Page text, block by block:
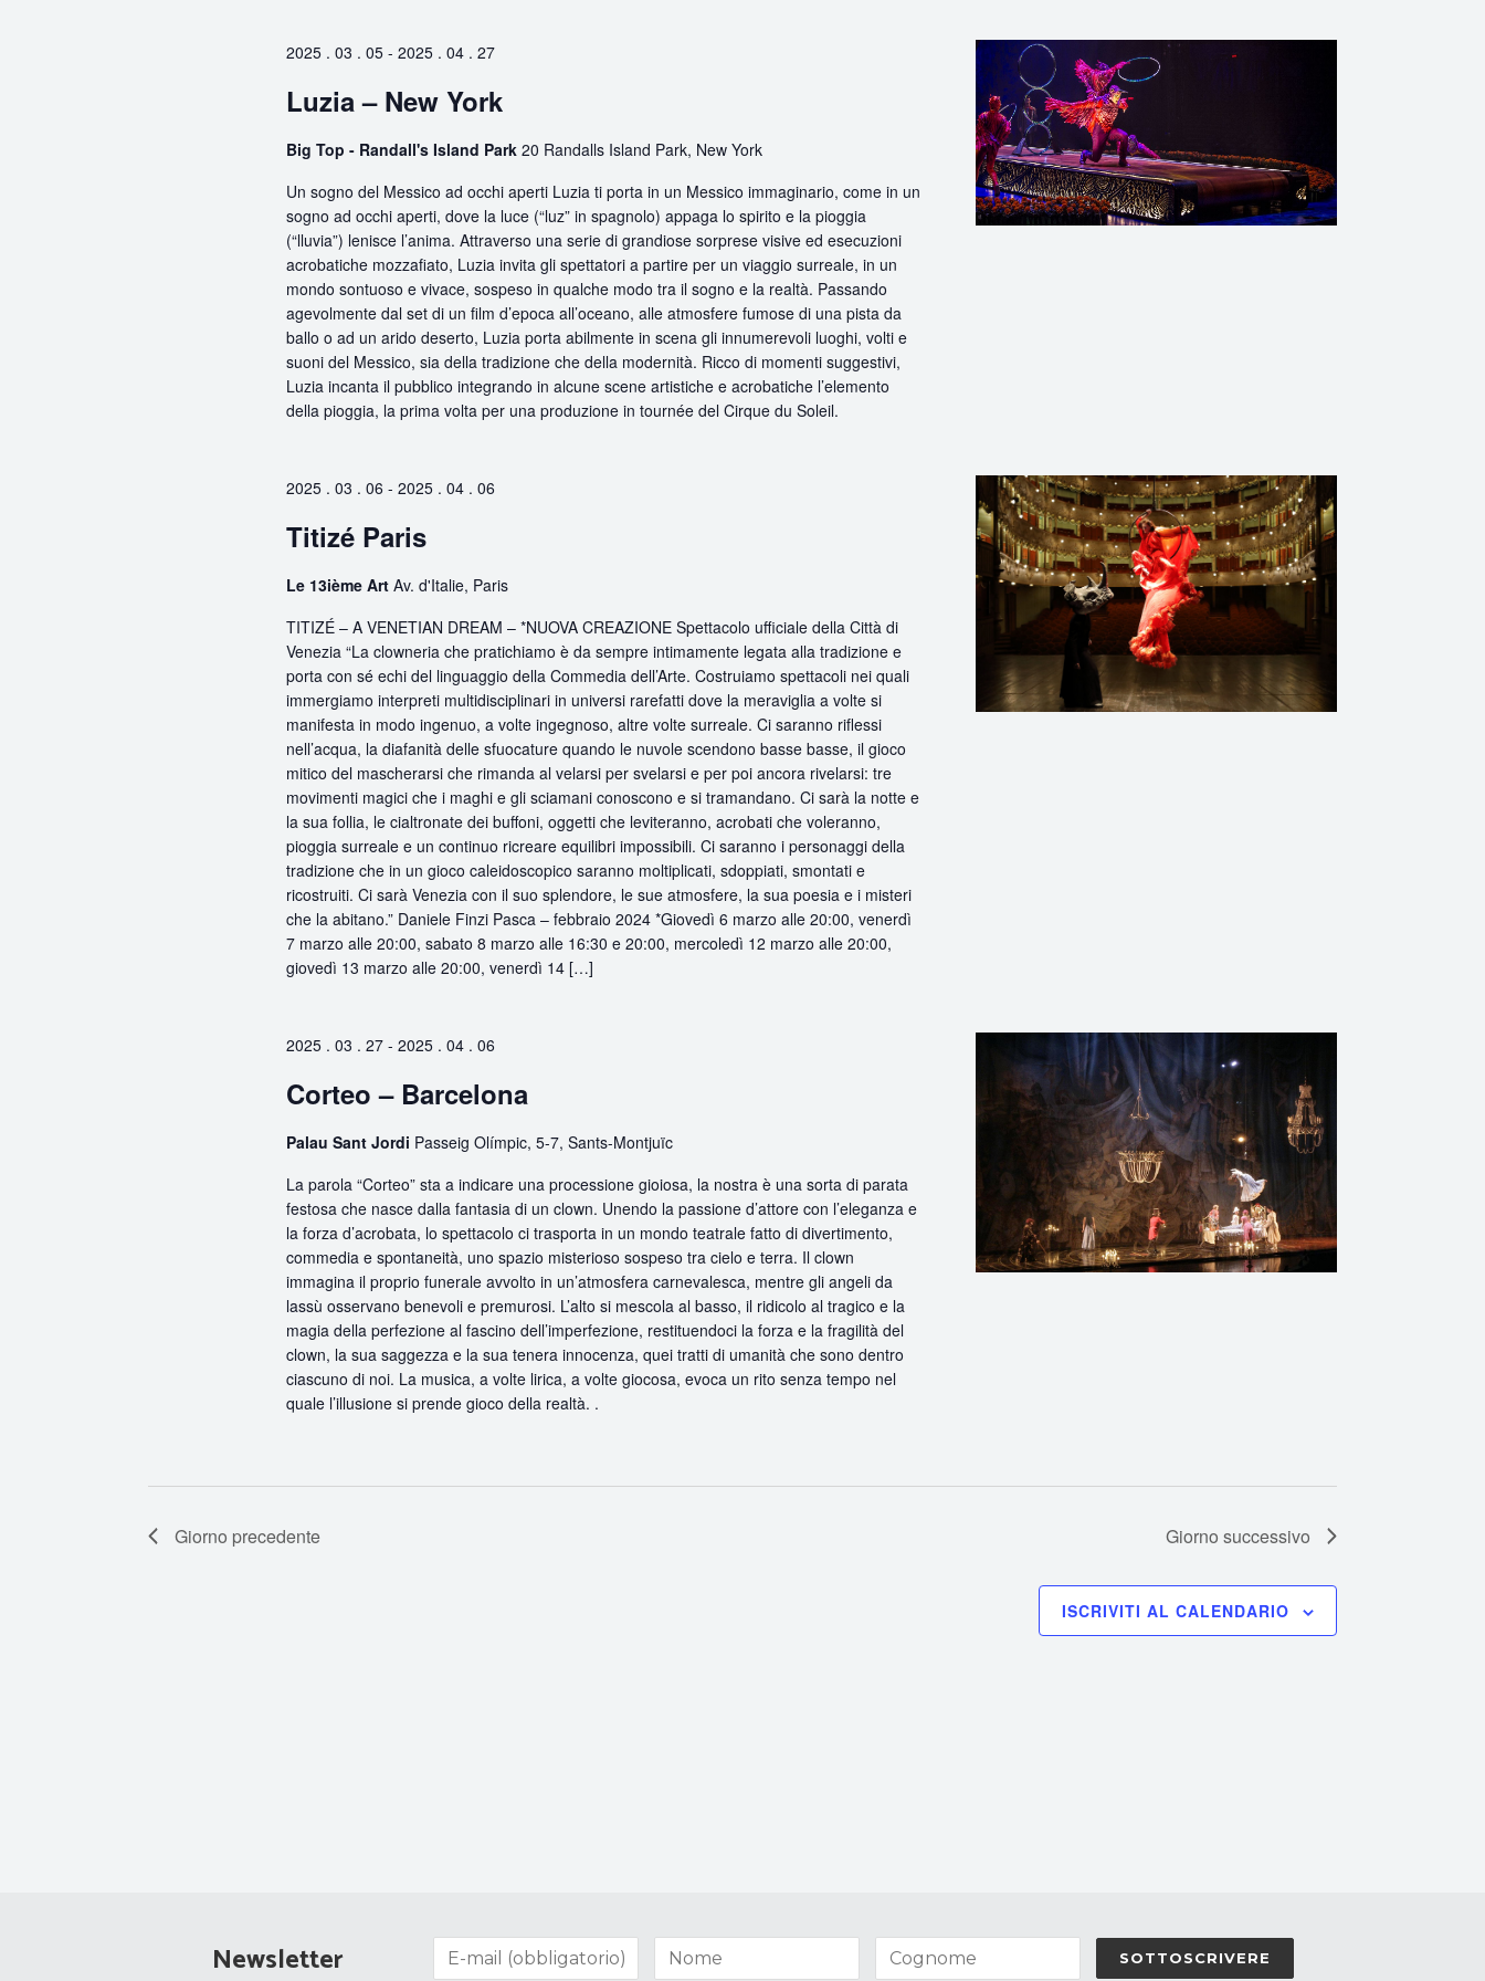
2025 . 03 . 05- 2025 . 04 . 27
Luzia – New York
Big Top - Randall's Island Park 20 Randalls Island Park, New York
Un sogno del Messico ad occhi aperti Luzia ti porta in un Messico immaginario, come in un
sogno ad occhi aperti, dove la luce (“luz” in spagnolo) appaga lo spirito e la pioggia
(“lluvia”) lenisce l’anima. Attraverso una serie di grandiose sorprese visive ed esecuzioni
acrobatiche mozzafiato, Luzia invita gli spettatori a partire per un viaggio surreale, in un
mondo sontuoso e vivace, sospeso in qualche modo tra il sogno e la realtà. Passando
agevolmente dal set di un film d’epoca all’oceano, alle atmosfere fumose di una pista da
ballo o ad un arido deserto, Luzia porta abilmente in scena gli innumerevoli luoghi, volti e
suoni del Messico, sia della tradizione che della modernità. Ricco di momenti suggestivi,
Luzia incanta il pubblico integrando in alcune scene artistiche e acrobatiche l’elemento
della pioggia, la prima volta per una produzione in tournée del Cirque du Soleil.
2025 . 03 . 06 - 2025 . 04 . 06
Titizé Paris
Le 13ième Art Av. d'Italie, Paris
TITIZÉ – A VENETIAN DREAM – *NUOVA CREAZIONE Spettacolo ufficiale della Città di
Venezia “La clowneria che pratichiamo è da sempre intimamente legata alla tradizione e
porta con sé echi del linguaggio della Commedia dell’Arte. Costruiamo spettacoli nei quali
immergiamo interpreti multidisciplinari in universi rarefatti dove la meraviglia a volte si
manifesta in modo ingenuo, a volte ingegnoso, altre volte surreale. Ci saranno riflessi
nell’acqua, la diafanità delle sfuocature quando le nuvole scendono basse basse, il gioco
mitico del mascherarsi che rimanda al velarsi per svelarsi e per poi ancora rivelarsi: tre
movimenti magici che i maghi e gli sciamani conoscono e si tramandano. Ci sarà la notte e
la sua follia, le cialtronate dei buffoni, oggetti che leviteranno, acrobati che voleranno,
pioggia surreale e un continuo ricreare equilibri impossibili. Ci saranno i personaggi della
tradizione che in un gioco caleidoscopico saranno moltiplicati, sdoppiati, smontati e
ricostruiti. Ci sarà Venezia con il suo splendore, le sue atmosfere, la sua poesia e i misteri
che la abitano.” Daniele Finzi Pasca – febbraio 2024 *Giovedì 6 marzo alle 20:00, venerdì
7 marzo alle 20:00, sabato 8 marzo alle 16:30 e 20:00, mercoledì 12 marzo alle 20:00,
giovedì 13 marzo alle 20:00, venerdì 14 […]
2025 . 03 . 27- 2025 . 04 . 06
Corteo – Barcelona
Palau Sant Jordi Passeig Olímpic, 5-7, Sants-Montjuïc
La parola “Corteo” sta a indicare una processione gioiosa, la nostra è una sorta di parata
festosa che nasce dalla fantasia di un clown. Unendo la passione d’attore con l’eleganza e
la forza d’acrobata, lo spettacolo ci trasporta in un mondo teatrale fatto di divertimento,
commedia e spontaneità, uno spazio misterioso sospeso tra cielo e terra. Il clown
immagina il proprio funerale avvolto in un’atmosfera carnevalesca, mentre gli angeli da
lassù osservano benevoli e premurosi. L’alto si mescola al basso, il ridicolo al tragico e la
magia della perfezione al fascino dell’imperfezione, restituendoci la forza e la fragilità del
clown, la sua saggezza e la sua tenera innocenza, quei tratti di umanità che sono dentro
ciascuno di noi. La musica, a volte lirica, a volte giocosa, evoca un rito senza tempo nel
quale l’illusione si prende gioco della realtà. .
Giorno precedente Giorno successivo
ISCRIVITI AL CALENDARIO
Newsletter